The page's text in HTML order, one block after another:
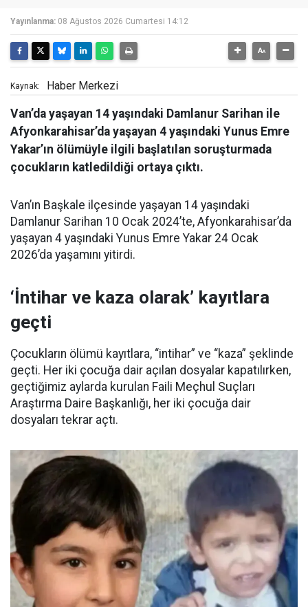
Yayınlanma: 08 Ağustos 2026 Cumartesi 14:12
Kaynak: Haber Merkezi
Van’da yaşayan 14 yaşındaki Damlanur Sarihan ile
Afyonkarahisar’da yaşayan 4 yaşındaki Yunus Emre
Yakar’ın ölümüyle ilgili başlatılan soruşturmada
çocukların katledildiği ortaya çıktı.
Van’ın Başkale ilçesinde yaşayan 14 yaşındaki
Damlanur Sarihan 10 Ocak 2024’te, Afyonkarahisar’da
yaşayan 4 yaşındaki Yunus Emre Yakar 24 Ocak
2026’da yaşamını yitirdi.
‘İntihar ve kaza olarak’ kayıtlara
geçti
Çocukların ölümü kayıtlara, “intihar” ve “kaza” şeklinde
geçti. Her iki çocuğa dair açılan dosyalar kapatılırken,
geçtiğimiz aylarda kurulan Faili Meçhul Suçları
Araştırma Daire Başkanlığı, her iki çocuğa dair
dosyaları tekrar açtı.